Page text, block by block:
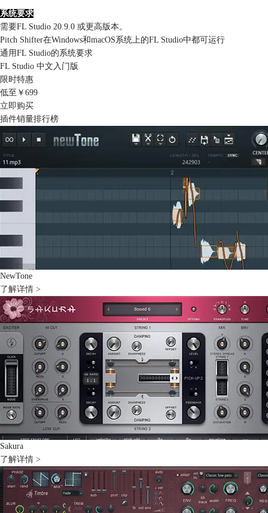
系统要求
需要FL Studio 20.9.0 或更高版本。
Pitch Shifter在Windows和macOS系统上的FL Studio中都可运行
通用FL Studio的系统要求
FL Studio 中文入门版
限时特惠
低至￥ 699
立即购买
插件销量排行榜
NewTone
了解详情 >
Sakura
了解详情 >